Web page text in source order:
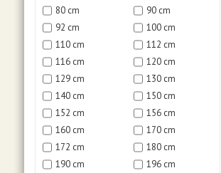
80 cm
90 cm
92 cm
100 cm
110 cm
112 cm
116 cm
120 cm
129 cm
130 cm
140 cm
150 cm
152 cm
156 cm
160 cm
170 cm
172 cm
180 cm
190 cm
196 cm